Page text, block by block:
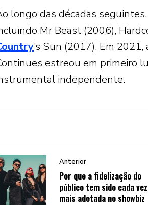
longo das décadas
Mr Beast (2006),
’s Sun (2017). Em
estreou em primeiro
independente.
Anterior
Por que a fidelização do
público tem sido cada vez
mais adotada no showbiz